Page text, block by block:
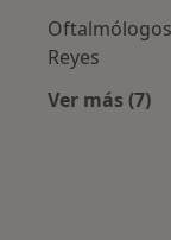
Reyes
Ver más (7)